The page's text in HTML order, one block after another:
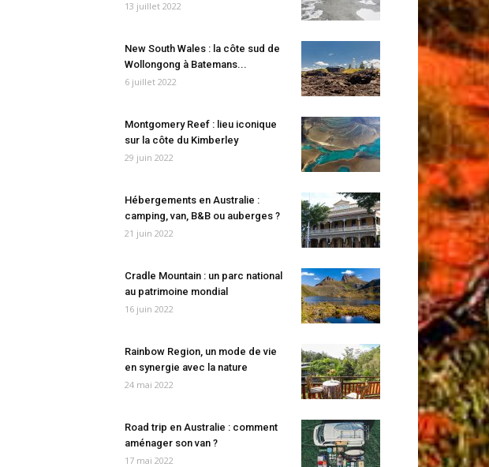
13 juillet 2022
New South Wales : la côte sud de
Wollongong à Batemans...
6 juillet 2022
Montgomery Reef : lieu iconique
sur la côte du Kimberley
29 juin 2022
Hébergements en Australie :
camping, van, B&B ou auberges ?
21 juin 2022
Cradle Mountain : un parc national
au patrimoine mondial
16 juin 2022
Rainbow Region, un mode de vie
en synergie avec la nature
24 mai 2022
Road trip en Australie : comment
aménager son van ?
17 mai 2022